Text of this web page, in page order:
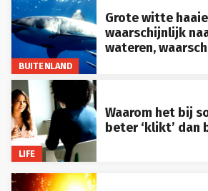
BUITENLAND
Grote witte
waarschijnlijk
wateren,
LIFE
Waarom het bij
beter ‘klikt’ dan